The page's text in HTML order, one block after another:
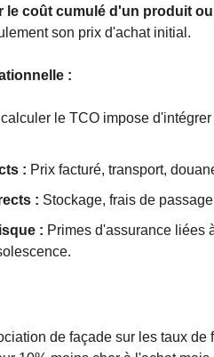
le coût cumulé d'un produit
son prix d'achat initial.
:
le TCO impose
: Prix facturé, transport,
: Stockage, frais de
: Primes d'assurance liées
de façade sur les taux de